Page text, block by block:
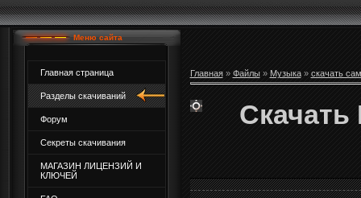
Меню сайта
Главная страница
Разделы скачиваний
Форум
Секреты скачивания
МАГАЗИН ЛИЦЕНЗИЙ И
КЛЮЧЕЙ
Главная» Файлы» Музыка» скачать
Скачать